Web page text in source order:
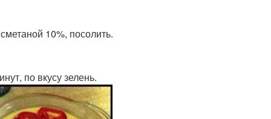
10%, посолить.
по вкусу зелень.